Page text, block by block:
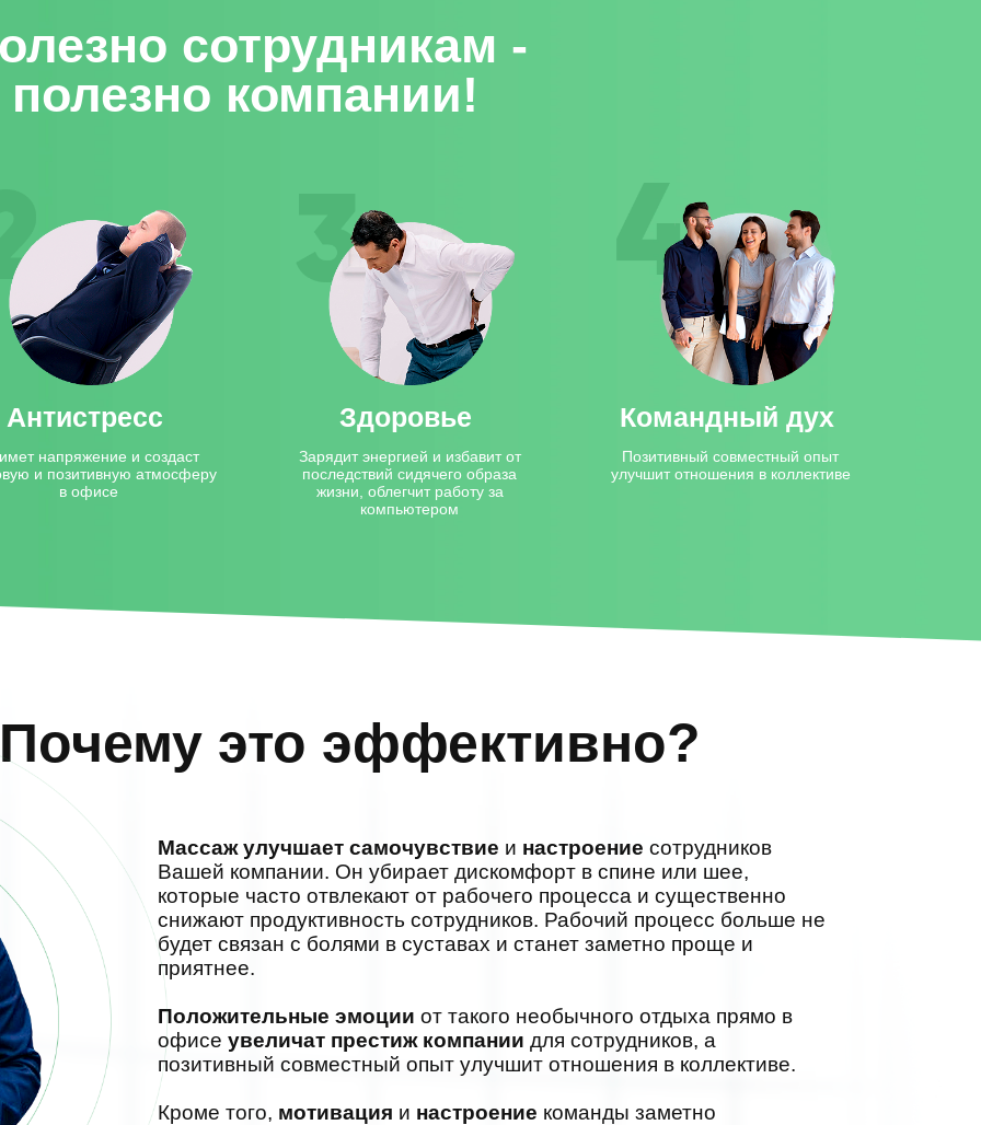
сотрудникам -
полезно компании!
Антистресс
напряжение и создаст
и позитивную атмосферу
в офисе
Здоровье
Зарядит энергией и избавит от
последствий сидячего образа
жизни, облегчит работу за
компьютером
Командный дух
Позитивный совместный опыт
улучшит отношения в коллективе
это эффективно?
Массаж улучшает самочувствие и настроение сотрудников
Вашей компании. Он убирает дискомфорт в спине или шее,
которые часто отвлекают от рабочего процесса и существенно
снижают продуктивность сотрудников. Рабочий процесс больше не
будет связан с болями в суставах и станет заметно проще и
приятнее.
Положительные эмоции от такого необычного отдыха прямо в
офисе увеличат престиж компании для сотрудников, а
позитивный совместный опыт улучшит отношения в коллективе.
Кроме того, мотивация и настроение команды заметно